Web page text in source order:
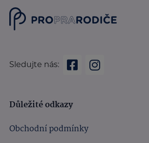
Sledujte nás:
Důležité odkazy
Obchodní podmínky